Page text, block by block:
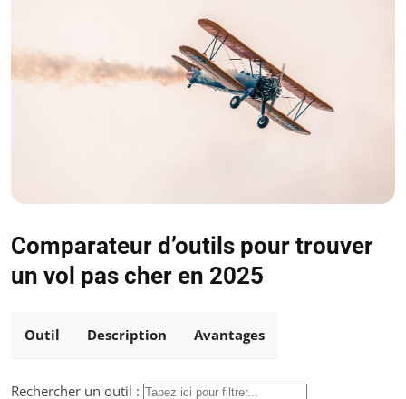
Comparateur d’outils pour trouver
un vol pas cher en 2025
Outil Description Avantages
Rechercher un outil :